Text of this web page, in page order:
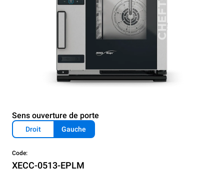
Sens ouverture de porte
Droit Gauche
Code:
XECC-0513-EPLM